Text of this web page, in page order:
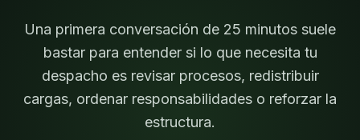
Una primera conversación de 25 minutos suele
bastar para entender si lo que necesita tu
despacho es revisar procesos, redistribuir
cargas, ordenar responsabilidades o reforzar la
estructura.